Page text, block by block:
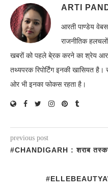
ARTI
आरती पाण्डेय
राजनीतिक
खबरों को पहले बे्रक करने का श्रेय
तथ्यपरक रिपोर्टिंग इनकी खासियत
ओर भी इनका फोकस रहता है।
previous post
#CHANDIGARH : शराब